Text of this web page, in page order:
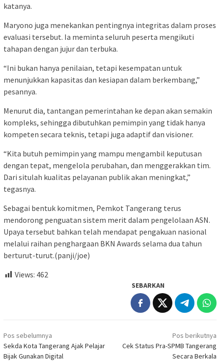
katanya.
Maryono juga menekankan pentingnya integritas dalam proses
evaluasi tersebut. Ia meminta seluruh peserta mengikuti
tahapan dengan jujur dan terbuka.
“Ini bukan hanya penilaian, tetapi kesempatan untuk
menunjukkan kapasitas dan kesiapan dalam berkembang,”
pesannya.
Menurut dia, tantangan pemerintahan ke depan akan semakin
kompleks, sehingga dibutuhkan pemimpin yang tidak hanya
kompeten secara teknis, tetapi juga adaptif dan visioner.
“Kita butuh pemimpin yang mampu mengambil keputusan
dengan tepat, mengelola perubahan, dan menggerakkan tim.
Dari situlah kualitas pelayanan publik akan meningkat,”
tegasnya.
Sebagai bentuk komitmen, Pemkot Tangerang terus
mendorong penguatan sistem merit dalam pengelolaan ASN.
Upaya tersebut bahkan telah mendapat pengakuan nasional
melalui raihan penghargaan BKN Awards selama dua tahun
berturut-turut.(panji/joe)
Views: 462
SEBARKAN
Navigasi
pos
Pos sebelumnya
Sekda Kota Tangerang Ajak Pelajar
Bijak Gunakan Digital
Pos berikutnya
Cek Status Pra-SPMB Tangerang
Secara Berkala